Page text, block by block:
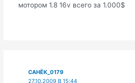
мотором 1.8 16v всего за 1.000$
САНЁК_0179
27.10.2009 В 15:44